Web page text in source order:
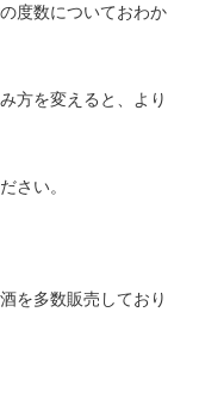
度数についておわか
方を変えると、より
さい。
を多数販売しており